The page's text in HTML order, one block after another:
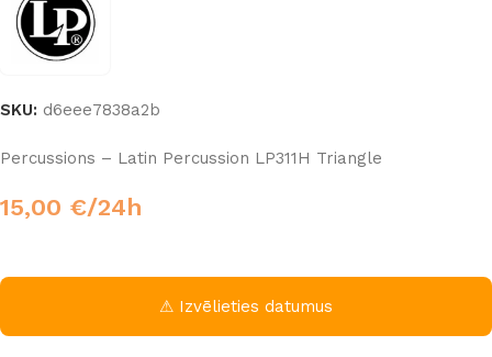
SKU: d6eee7838a2b
Percussions – Latin Percussion LP311H Triangle
15,00 €/24h
⚠ Izvēlieties datumus